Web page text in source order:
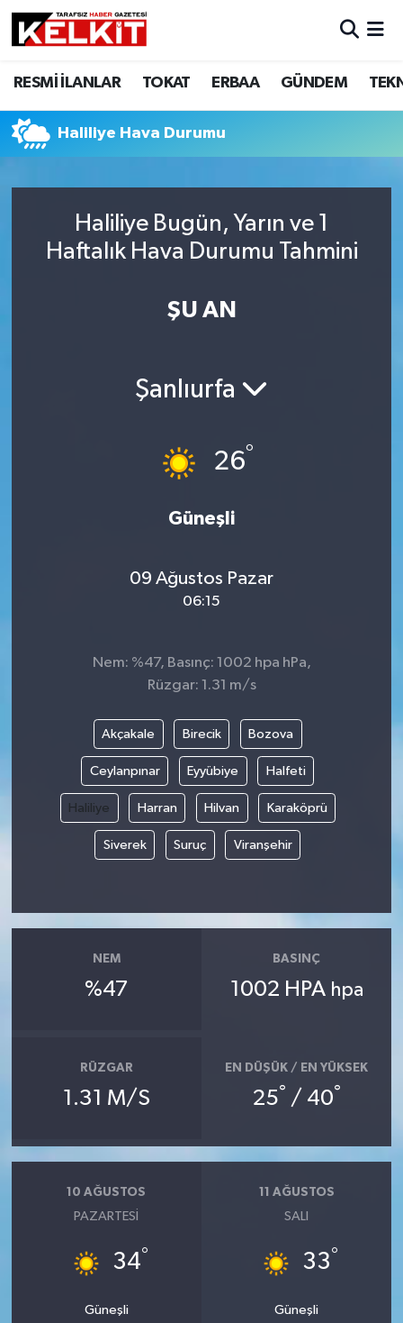
RESMİ İLANLAR TOKAT ERBAA GÜNDEM
Haliliye Hava Durumu
Haliliye Bugün, Yarın ve 1
Haftalık Hava Durumu Tahmini
ŞU AN
Şanlıurfa
26°
Güneşli
09 Ağustos Pazar
06:15
Nem: %47, Basınç: 1002 hpa hPa,
Rüzgar: 1.31 m/s
Akçakale Birecik Bozova
Ceylanpınar Eyyübiye Halfeti
Haliliye Harran Hilvan Karaköprü
Siverek Suruç Viranşehir
NEM
%47
BASINÇ
1002 HPA hpa
RÜZGAR
1.31 M/S
EN DÜŞÜK / EN YÜKSEK
25° / 40°
10 AĞUSTOS
PAZARTESI
34°
Güneşli
11 AĞUSTOS
SALI
33°
Güneşli